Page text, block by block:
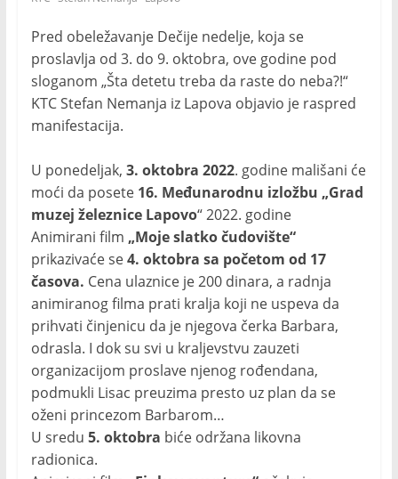
Pred obeležavanje Dečije nedelje, koja se
proslavlja od 3. do 9. oktobra, ove godine pod
sloganom „Šta detetu treba da raste do neba?!“
KTC Stefan Nemanja iz Lapova objavio je raspred
manifestacija.
U ponedeljak, 3. oktobra 2022. godine mališani će
moći da posete 16. Međunarodnu izložbu „Grad
muzej železnice Lapovo“ 2022. godine
Animirani film „Moje slatko čudovište“
prikazivaće se4. oktobra sa početom od 17
časova. Cena ulaznice je 200 dinara, a radnja
animiranog filma prati kralja koji ne uspeva da
prihvati činjenicu da je njegova čerka Barbara,
odrasla. I dok su svi u kraljevstvu zauzeti
organizacijom proslave njenog rođendana,
podmukli Lisac preuzima presto uz plan da se
oženi princezom Barbarom…
U sredu 5. oktobra biće održana likovna
radionica.